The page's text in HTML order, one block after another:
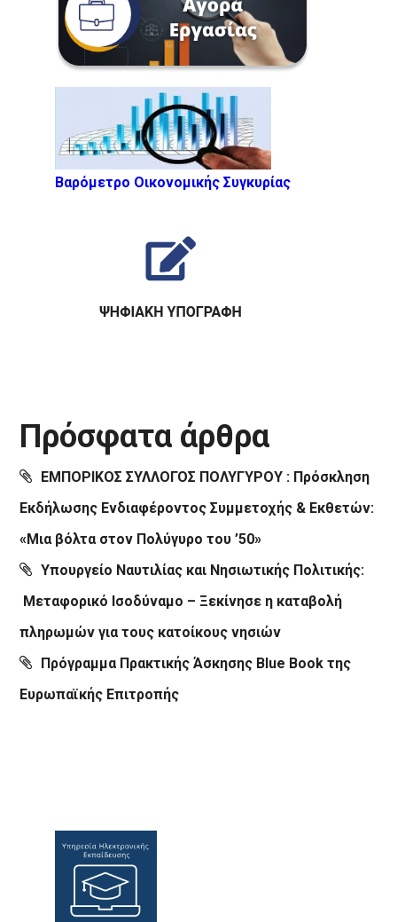
Βαρόμετρο Οικονομικής Συγκυρίας
Πρόσφατα άρθρα
ΕΜΠΟΡΙΚΟΣ ΣΥΛΛΟΓΟΣ ΠΟΛΥΓΥΡΟΥ : Πρόσκληση
Εκδήλωσης Ενδιαφέροντος Συμμετοχής & Εκθετών:
«Μια βόλτα στον Πολύγυρο του ’50»
Υπουργείο Ναυτιλίας και Νησιωτικής Πολιτικής:
Μεταφορικό Ισοδύναμο – Ξεκίνησε η καταβολή
πληρωμών για τους κατοίκους νησιών
Πρόγραμμα Πρακτικής Άσκησης Blue Book της
Ευρωπαϊκής Επιτροπής